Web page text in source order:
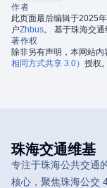
作者
此页面最后编辑于2025
户Zhbus。 基于珠海交
著作权
除非另有声明，本网站内
相同方式共享 3.0） 授权。
珠海交通维基
专注于珠海公共交通
核心，聚焦珠海公交